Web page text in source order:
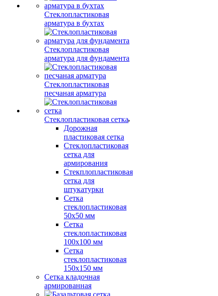
Стеклопластиковая
арматура в бухтах
Стеклопластиковая
арматура для фундамента
Стеклопластиковая
песчаная арматура
Стеклопластиковая сетка
Дорожная
пластиковая сетка
Стеклопластиковая
сетка для
армирования
Стекплопластиковая
сетка для
штукатурки
Сетка
стеклопластиковая
50x50 мм
Сетка
стеклопластиковая
100x100 мм
Сетка
стеклопластиковая
150x150 мм
Сетка кладочная
армированная